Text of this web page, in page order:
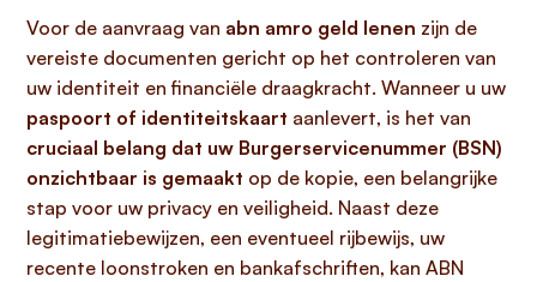
Voor de aanvraag van abn amro geld lenen zijn de
vereiste documenten gericht op het controleren van
uw identiteit en financiële draagkracht. Wanneer u uw
paspoort of identiteitskaart aanlevert, is het van
cruciaal belang dat uw Burgerservicenummer (BSN)
onzichtbaar is gemaakt op de kopie, een belangrijke
stap voor uw privacy en veiligheid. Naast deze
legitimatiebewijzen, een eventueel rijbewijs, uw
recente loonstroken en bankafschriften, kan ABN